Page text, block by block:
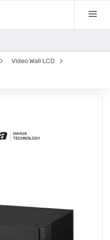
Video Wall LCD